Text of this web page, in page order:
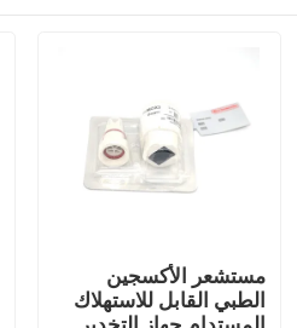
مستشعر الأكسجين
الطبي القابل للاستهلاك